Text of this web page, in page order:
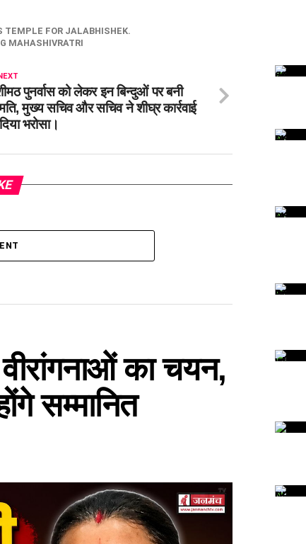
TEMPLE FOR JALABHISHEK.
MAHASHIVRATRI
पुनर्वास को लेकर इन बिन्दुओं पर बनी
मुख्य सचिव और सचिव ने शीघ्र कार्रवाई
भरोसा।
का चयन,
सम्मानित